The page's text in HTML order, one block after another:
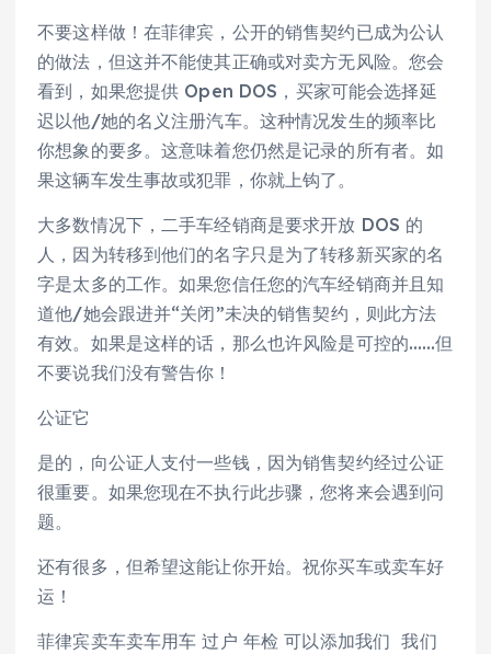
不要这样做！在菲律宾，公开的销售契约已成为公认
的做法，但这并不能使其正确或对卖方无风险。您会
看到，如果您提供 Open DOS，买家可能会选择延
迟以他/她的名义注册汽车。这种情况发生的频率比
你想象的要多。这意味着您仍然是记录的所有者。如
果这辆车发生事故或犯罪，你就上钩了。
大多数情况下，二手车经销商是要求开放 DOS 的
人，因为转移到他们的名字只是为了转移新买家的名
字是太多的工作。如果您信任您的汽车经销商并且知
道他/她会跟进并“关闭”未决的销售契约，则此方法
有效。如果是这样的话，那么也许风险是可控的……但
不要说我们没有警告你！
公证它
是的，向公证人支付一些钱，因为销售契约经过公证
很重要。如果您现在不执行此步骤，您将来会遇到问
题。
还有很多，但希望这能让你开始。祝你买车或卖车好
运！
菲律宾卖车卖车用车 过户 年检 可以添加我们 我们